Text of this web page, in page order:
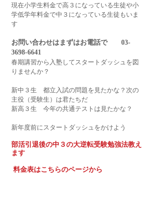
現在小学生料金で高３になっている生徒や小
学低学年料金で中３になっている生徒もいま
す
お問い合わせはまずはお電話で　　03-
3698-6641
春期講習から入塾してスタートダッシュを図
りませんか？
新中３生　都立入試の問題を見たかな？次の
主役（受験生）は君たちだ
新高３生　今年の共通テストは見たかな？
新年度前にスタートダッシュをかけよう
部活引退後の中３の大逆転受験勉強法教え
ます
料金表はこちらのページから